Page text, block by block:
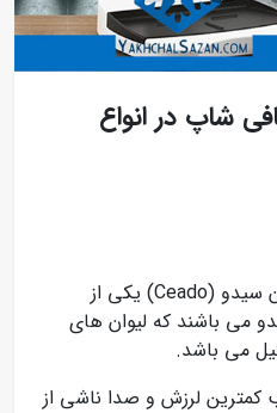
شاپ در انواع
شیکر های تک لیوان و دو لیوان سیدو (Ceado) یکی از
می باشند که لیوان های
می باشد.
کمترین لرزش و صدا ناشی از